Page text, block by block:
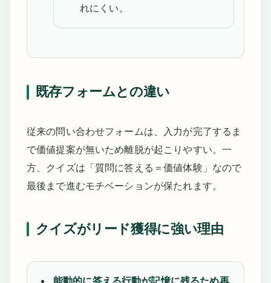
れにくい。
既存フォームとの違い
従来の問い合わせフォームは、入力が完了するま
で価値提案が無いため離脱が起こりやすい。一
方、クイズは「質問に答える＝価値体験」なので
最後まで進むモチベーションが保たれます。
クイズがリード獲得に強い理由
能動的に答える行動が記憶に残るため再